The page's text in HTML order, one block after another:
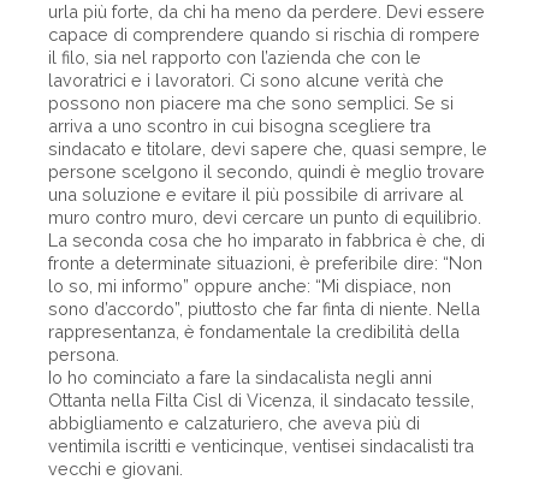
urla più forte, da chi ha meno da perdere. Devi essere
capace di comprendere quando si rischia di rompere
il filo, sia nel rapporto con l’azienda che con le
lavoratrici e i lavoratori. Ci sono alcune verità che
possono non piacere ma che sono semplici. Se si
arriva a uno scontro in cui bisogna scegliere tra
sindacato e titolare, devi sapere che, quasi sempre, le
persone scelgono il secondo, quindi è meglio trovare
una soluzione e evitare il più possibile di arrivare al
muro contro muro, devi cercare un punto di equilibrio.
La seconda cosa che ho imparato in fabbrica è che, di
fronte a determinate situazioni, è preferibile dire: “Non
lo so, mi informo” oppure anche: “Mi dispiace, non
sono d’accordo”, piuttosto che far finta di niente. Nella
rappresentanza, è fondamentale la credibilità della
persona.
Io ho cominciato a fare la sindacalista negli anni
Ottanta nella Filta Cisl di Vicenza, il sindacato tessile,
abbigliamento e calzaturiero, che aveva più di
ventimila iscritti e venticinque, ventisei sindacalisti tra
vecchi e giovani.